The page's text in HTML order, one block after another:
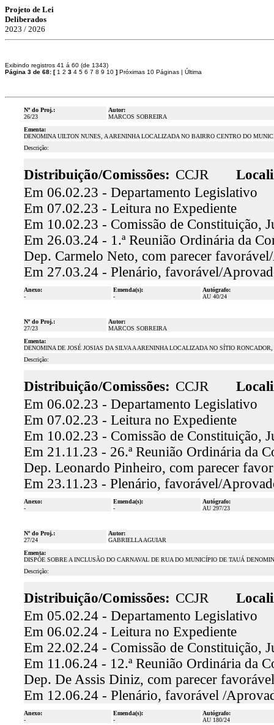
Projeto de Lei
Deliberados
2023 / 2026
Exibindo registros 41 á 60 (de 1343)
Página 3 de 68: [ 1 2 3 4 5 6 7 8 9 10 ] Próximas 10 Páginas | Última
Nº do Proj.:
26/23
Autor:
MARCOS SOBREIRA
Ementa:
DENOMINA UILTON NUNES, A ARENINHA LOCALIZADA NO BAIRRO CENTRO DO
Descrição:
Distribuição/Comissões: CCJR
Em 06.02.23 - Departamento Legislativo
Em 07.02.23 - Leitura no Expediente
Em 10.02.23 - Comissão de Constituição,
Em 26.03.24 - 1.ª Reunião Ordinária da
Dep. Carmelo Neto, com parecer
Em 27.03.24 - Plenário, favorável/
Anexo:
-
Emenda(s):
-
Autógrafo:
AU 40/24
Nº do Proj.:
27/23
Autor:
MARCOS SOBREIRA
Ementa:
DENOMINA DE JOSÉ JOSIAS DA SILVA A ARENINHA LOCALIZADA NO SÍTIO
Descrição:
Distribuição/Comissões: CCJR
Em 06.02.23 - Departamento Legislativo
Em 07.02.23 - Leitura no Expediente
Em 10.02.23 - Comissão de Constituição,
Em 21.11.23 - 26.ª Reunião Ordinária da
Dep. Leonardo Pinheiro, com parecer
Em 23.11.23 - Plenário, favorável/
Anexo:
-
Emenda(s):
-
Autógrafo:
AU 297/23
Nº do Proj.:
27/24
Autor:
GABRIELLA AGUIAR
Ementa:
DISPÕE SOBRE A INCLUSÃO DO CARNAVAL DE RUA DO MUNICÍPIO DE TAUÁ
Descrição:
Distribuição/Comissões: CCJR
Em 05.02.24 - Departamento Legislativo
Em 06.02.24 - Leitura no Expediente
Em 22.02.24 - Comissão de Constituição,
Em 11.06.24 - 12.ª Reunião Ordinária da
Dep. De Assis Diniz, com parecer
Em 12.06.24 - Plenário, favorável /
Anexo:
-
Emenda(s):
-
Autógrafo:
AU 180/24